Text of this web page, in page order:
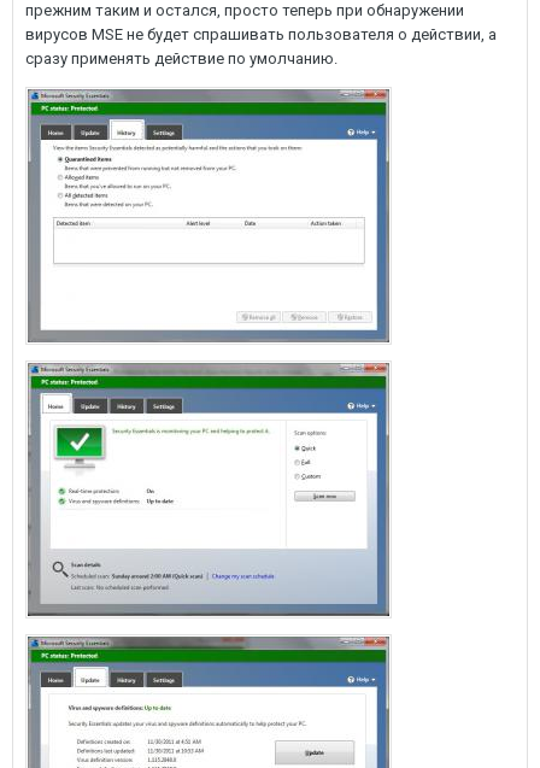
прежним таким и остался, просто теперь при обнаружении
вирусов MSE не будет спрашивать пользователя о действии, а
сразу применять действие по умолчанию.